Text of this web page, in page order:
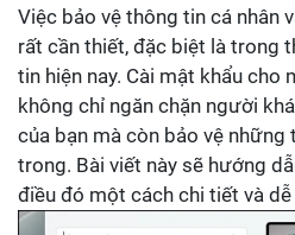
Việc bảo vệ thông tin cá nhân
rất cần thiết, đặc biệt là trong
tin hiện nay. Cài mật khẩu cho
không chỉ ngăn chặn người
của bạn mà còn bảo vệ những
trong. Bài viết này sẽ hướng
điều đó một cách chi tiết và dễ